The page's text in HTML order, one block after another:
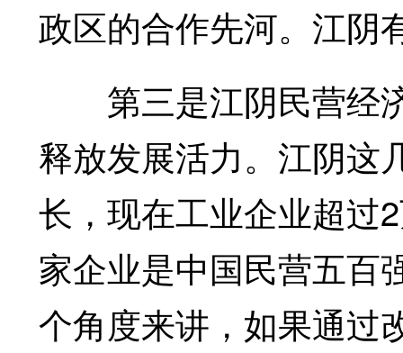
政区的合作先河。江阴
第三是江阴民营经
释放发展活力。江阴这
长，现在工业企业超过
家企业是中国民营五百
个角度来讲，如果通过